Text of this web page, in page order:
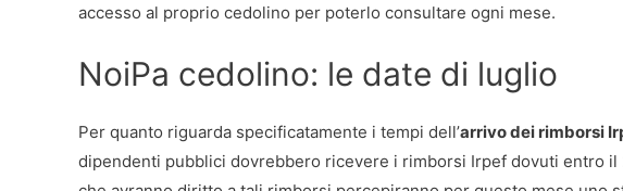
accesso al proprio cedolino per poterlo consultare ogni mese.
NoiPa cedolino: le date di luglio
Per quanto riguarda specificatamente i tempi dell’arrivo dei rimborsi
dipendenti pubblici dovrebbero ricevere i rimborsi Irpef dovuti entro